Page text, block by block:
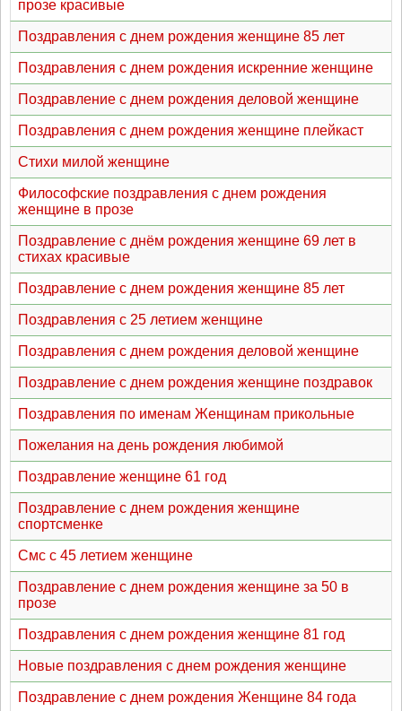
прозе красивые
Поздравления с днем рождения женщине 85 лет
Поздравления с днем рождения искренние женщине
Поздравление с днем рождения деловой женщине
Поздравления с днем рождения женщине плейкаст
Стихи милой женщине
Философские поздравления с днем рождения
женщине в прозе
Поздравление с днём рождения женщине 69 лет в
стихах красивые
Поздравление с днем рождения женщине 85 лет
Поздравления с 25 летием женщине
Поздравления с днем рождения деловой женщине
Поздравление с днем рождения женщине поздравок
Поздравления по именам Женщинам прикольные
Пожелания на день рождения любимой
Поздравление женщине 61 год
Поздравление с днем рождения женщине
спортсменке
Смс с 45 летием женщине
Поздравление с днем рождения женщине за 50 в
прозе
Поздравления с днем рождения женщине 81 год
Новые поздравления с днем рождения женщине
Поздравление с днем рождения Женщине 84 года